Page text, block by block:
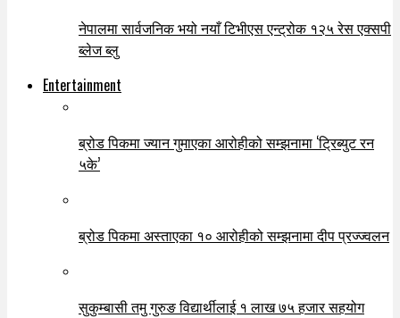
नेपालमा सार्वजनिक भयो नयाँ टिभीएस एन्ट्रोक १२५ रेस एक्सपी
ब्लेज ब्लु
Entertainment
ब्रोड पिकमा ज्यान गुमाएका आरोहीको सम्झनामा ‘ट्रिब्युट रन
५के’
ब्रोड पिकमा अस्ताएका १० आरोहीको सम्झनामा दीप प्रज्ज्वलन
सुकुम्बासी तमु गुरुङ विद्यार्थीलाई १ लाख ७५ हजार सहयोग